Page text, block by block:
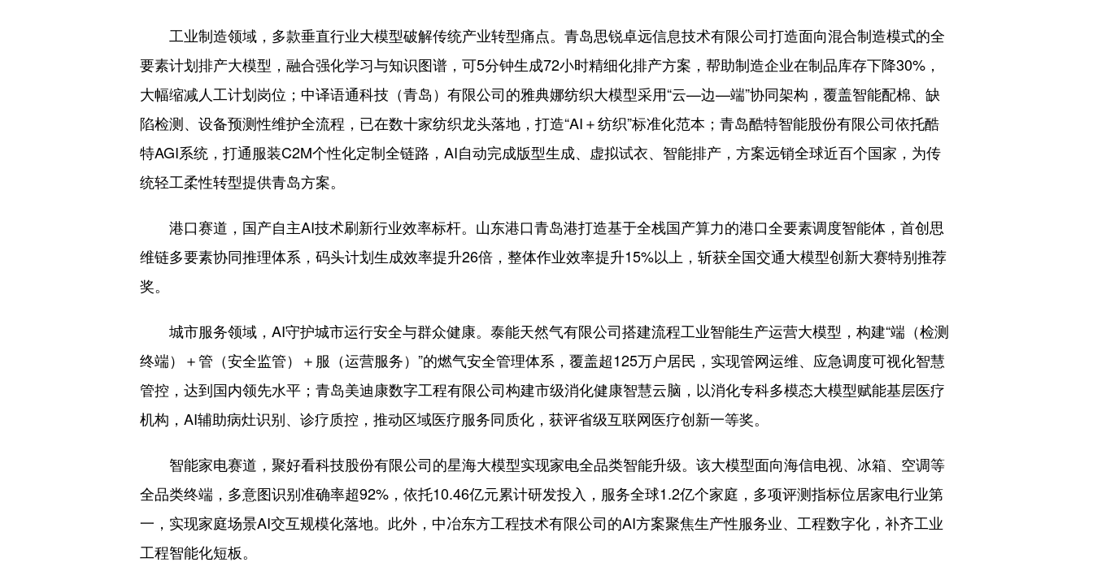
工业制造领域，多款垂直行业大模型破解传统产业转型痛点。青岛思锐卓远信息技术有限公司打造面向混合制造模式的全
要素计划排产大模型，融合强化学习与知识图谱，可5分钟生成72小时精细化排产方案，帮助制造企业在制品库存下降30%，
大幅缩减人工计划岗位；中译语通科技（青岛）有限公司的雅典娜纺织大模型采用“云—边—端”协同架构，覆盖智能配棉、缺
陷检测、设备预测性维护全流程，已在数十家纺织龙头落地，打造“AI＋纺织”标准化范本；青岛酷特智能股份有限公司依托酷
特AGI系统，打通服装C2M个性化定制全链路，AI自动完成版型生成、虚拟试衣、智能排产，方案远销全球近百个国家，为传
统轻工柔性转型提供青岛方案。
港口赛道，国产自主AI技术刷新行业效率标杆。山东港口青岛港打造基于全栈国产算力的港口全要素调度智能体，首创思
维链多要素协同推理体系，码头计划生成效率提升26倍，整体作业效率提升15%以上，斩获全国交通大模型创新大赛特别推荐
奖。
城市服务领域，AI守护城市运行安全与群众健康。泰能天然气有限公司搭建流程工业智能生产运营大模型，构建“端（检测
终端）＋管（安全监管）＋服（运营服务）”的燃气安全管理体系，覆盖超125万户居民，实现管网运维、应急调度可视化智慧
管控，达到国内领先水平；青岛美迪康数字工程有限公司构建市级消化健康智慧云脑，以消化专科多模态大模型赋能基层医疗
机构，AI辅助病灶识别、诊疗质控，推动区域医疗服务同质化，获评省级互联网医疗创新一等奖。
智能家电赛道，聚好看科技股份有限公司的星海大模型实现家电全品类智能升级。该大模型面向海信电视、冰箱、空调等
全品类终端，多意图识别准确率超92%，依托10.46亿元累计研发投入，服务全球1.2亿个家庭，多项评测指标位居家电行业第
一，实现家庭场景AI交互规模化落地。此外，中冶东方工程技术有限公司的AI方案聚焦生产性服务业、工程数字化，补齐工业
工程智能化短板。